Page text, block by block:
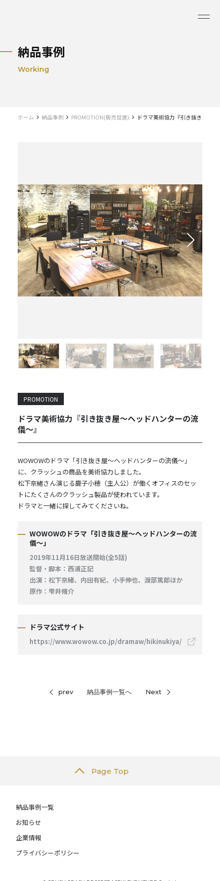
納品事例
Working
ホーム 納品事例 PROMOTION(販売促進) ドラマ美術協力『引き抜き屋～
ドラマ美術協力『引き抜き屋～ヘッドハンターの流
儀～』
PROMOTION
WOWOWのドラマ「引き抜き屋～ヘッドハンターの流儀～」
に、クラッシュの商品を美術協力しました。
松下奈緒さん演じる鹿子小穂（主人公）が働くオフィスのセッ
トにたくさんのクラッシュ製品が使われています。
ドラマと一緒に探してみてくださいね。
WOWOWのドラマ「引き抜き屋～ヘッドハンターの流
儀～」
2019年11月16日放送開始(全5話)
監督・脚本：西浦正記
出演：松下奈緒、内田有紀、小手伸也、渡部篤郎ほか
原作：雫井脩介
ドラマ公式サイト
https://www.wowow.co.jp/dramaw/hikinukiya/
prev 納品事例一覧へ Next
Page Top
納品事例一覧
お知らせ
企業情報
プライバシーポリシー